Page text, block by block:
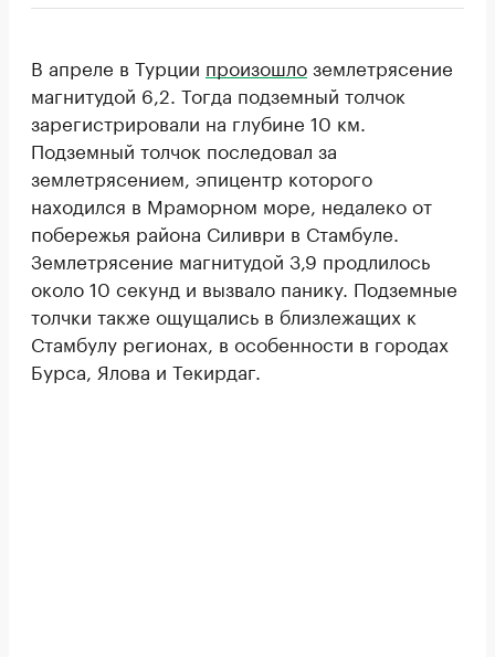
В апреле в Турции произошлоземлетрясение
магнитудой 6,2. Тогда подземный толчок
зарегистрировали на глубине 10 км.
Подземный толчок последовал за
землетрясением, эпицентр которого
находился в Мраморном море, недалеко от
побережья района Силиври в Стамбуле.
Землетрясение магнитудой 3,9 продлилось
около 10 секунд и вызвало панику. Подземные
толчки также ощущались в близлежащих к
Стамбулу регионах, в особенности в городах
Бурса, Ялова и Текирдаг.